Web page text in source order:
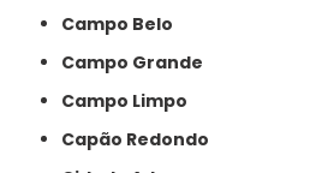
Campo Belo
Campo Grande
Campo Limpo
Capão Redondo